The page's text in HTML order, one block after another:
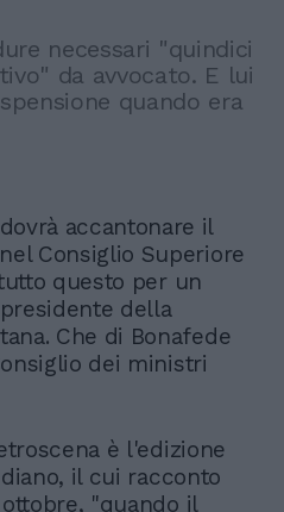
necessari "quindici
da avvocato. E lui
quando era
accantonare il
Consiglio Superiore
questo per un
della
Che di Bonafede
dei ministri
è l'edizione
il cui racconto
"quando il